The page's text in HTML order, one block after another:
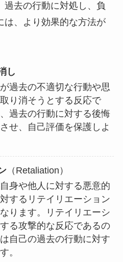
過去の行動に対処し、負
は、より効果的な方法が
し
過去の不適切な行動や思
り消そうとする反応で
過去の行動に対する後悔
せ、自己評価を保護しよ
（Retaliation）
身や他人に対する悪意的
するリテイリエーション
ります。リテイリエーシ
る攻撃的な反応であるの
自己の過去の行動に対す
。